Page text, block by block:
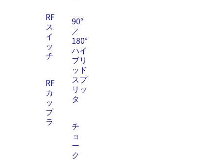
RF
ス
イ
ッ
チ
RF
カ
ッ
プ
ラ
90°
／
180°
ハイ
ブリ
ッド
スプ
リッ
タ
チ
ョ
ー
ク